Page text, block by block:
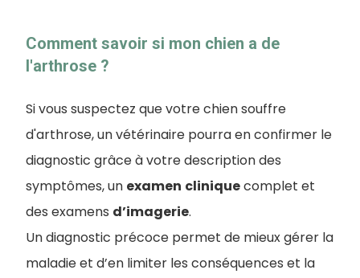
Comment savoir si mon chien a de
l'arthrose ?
Si vous suspectez que votre chien souffre
d'arthrose, un vétérinaire pourra en confirmer le
diagnostic grâce à votre description des
symptômes, un examen cliniquecomplet et
des examens d’imagerie.
Un diagnostic précoce permet de mieux gérer la
maladie et d’en limiter les conséquences et la